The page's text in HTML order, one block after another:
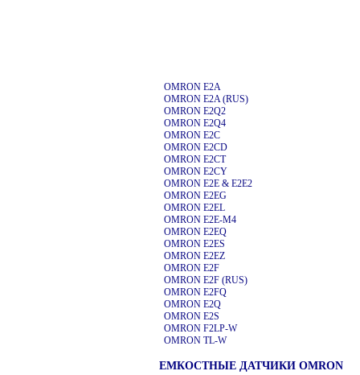
OMRON E2A
OMRON E2A (RUS)
OMRON E2Q2
OMRON E2Q4
OMRON E2C
OMRON E2CD
OMRON E2CT
OMRON E2CY
OMRON E2E & E2E2
OMRON E2EG
OMRON E2EL
OMRON E2E-M4
OMRON E2EQ
OMRON E2ES
OMRON E2EZ
OMRON E2F
OMRON E2F (RUS)
OMRON E2FQ
OMRON E2Q
OMRON E2S
OMRON F2LP-W
OMRON TL-W
ЕМКОСТНЫЕ ДАТЧИКИ OMRON